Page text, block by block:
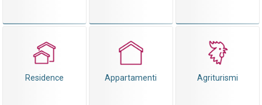
Residence Appartamenti Agriturismi